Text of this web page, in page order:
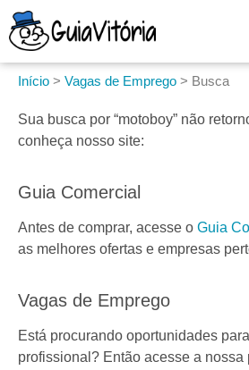
Início > Vagas de Emprego > Busca
Sua busca por “motoboy” não
conheça nosso site:
Guia Comercial
Antes de comprar, acesse o Guia
as melhores ofertas e empresas
Vagas de Emprego
Está procurando oportunidades
profissional? Então acesse a nossa